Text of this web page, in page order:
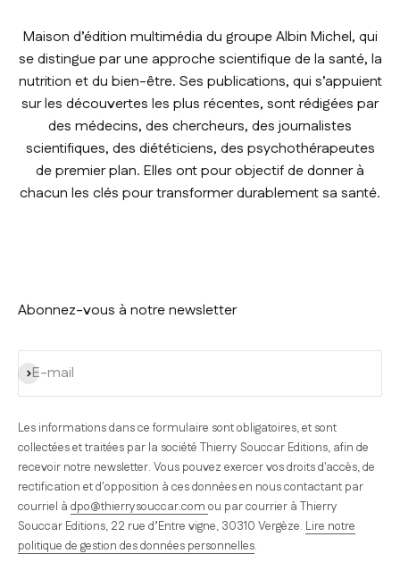
Maison d’édition multimédia du groupe Albin Michel, qui
se distingue par une approche scientifique de la santé, la
nutrition et du bien-être. Ses publications, qui s’appuient
sur les découvertes les plus récentes, sont rédigées par
des médecins, des chercheurs, des journalistes
scientifiques, des diététiciens, des psychothérapeutes
de premier plan. Elles ont pour objectif de donner à
chacun les clés pour transformer durablement sa santé.
Abonnez-vous à notre newsletter
E-mail
S'inscrire
Les informations dans ce formulaire sont obligatoires, et sont
collectées et traitées par la société Thierry Souccar Editions, afin de
recevoir notre newsletter. Vous pouvez exercer vos droits d'accès, de
rectification et d'opposition à ces données en nous contactant par
courriel à dpo@thierrysouccar.com ou par courrier à Thierry
Souccar Editions, 22 rue d’Entre vigne, 30310 Vergèze. Lire notre
politique de gestion des données personnelles.